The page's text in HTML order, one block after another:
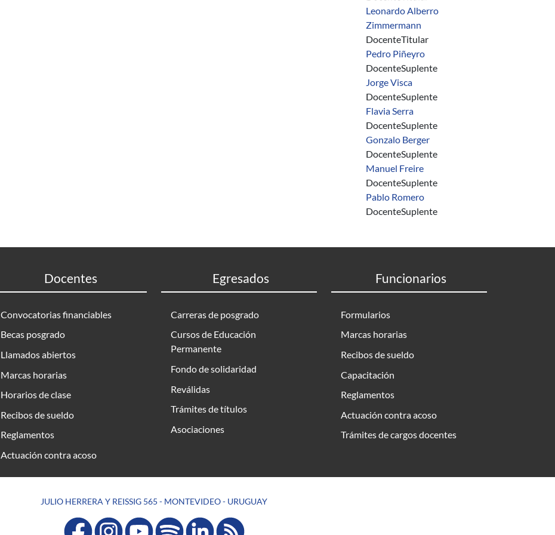
Leonardo Alberro
Zimmermann
DocenteTitular
Pedro Piñeyro
DocenteSuplente
Jorge Visca
DocenteSuplente
Flavia Serra
DocenteSuplente
Gonzalo Berger
DocenteSuplente
Manuel Freire
DocenteSuplente
Pablo Romero
DocenteSuplente
Docentes
Convocatorias financiables
Becas posgrado
Llamados abiertos
Marcas horarias
Horarios de clase
Recibos de sueldo
Reglamentos
Actuación contra acoso
Egresados
Carreras de posgrado
Cursos de Educación
Permanente
Fondo de solidaridad
Reválidas
Trámites de títulos
Asociaciones
Funcionarios
Formularios
Marcas horarias
Recibos de sueldo
Capacitación
Reglamentos
Actuación contra acoso
Trámites de cargos docentes
JULIO HERRERA Y REISSIG 565 - MONTEVIDEO - URUGUAY